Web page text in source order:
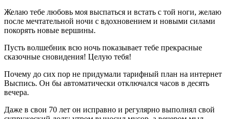
Желаю тебе любовь моя выспаться и встать с той ноги, желаю
после мечтательной ночи с вдохновением и новыми силами
покорять новые вершины.
Пусть волшебник всю ночь показывает тебе прекрасные
сказочные сновидения! Целую тебя!
Почему до сих пор не придумали тарифный план на интернет
Выспись. Он бы автоматически отключался часов в десять
вечера.
Даже в свои 70 лет он исправно и регулярно выполнял свой